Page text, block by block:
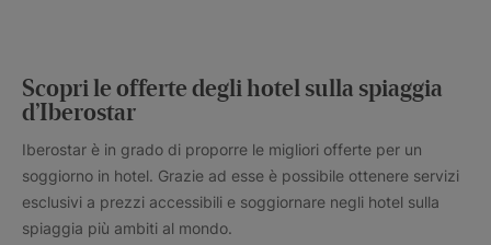
Scopri le offerte degli hotel sulla spiaggia
d’Iberostar
Iberostar è in grado di proporre le migliori offerte per un
soggiorno in hotel. Grazie ad esse è possibile ottenere servizi
esclusivi a prezzi accessibili e soggiornare negli hotel sulla
spiaggia più ambiti al mondo.